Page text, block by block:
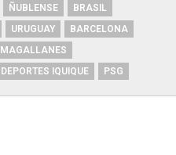
ÑUBLENSE
BRASIL
URUGUAY
BARCELONA
MAGALLANES
DEPORTES IQUIQUE PSG